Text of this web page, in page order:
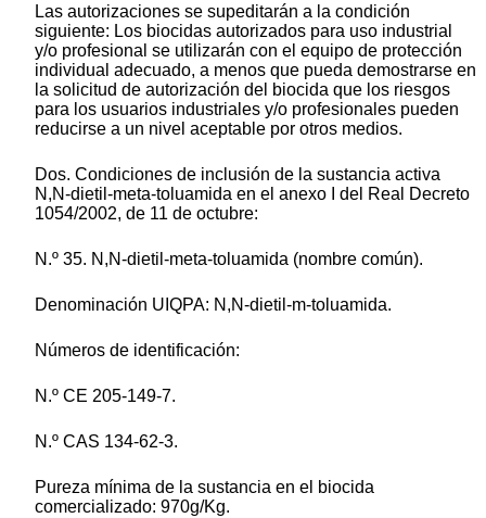
Las autorizaciones se supeditarán a la condición
siguiente: Los biocidas autorizados para uso industrial
y/o profesional se utilizarán con el equipo de protección
individual adecuado, a menos que pueda demostrarse en
la solicitud de autorización del biocida que los riesgos
para los usuarios industriales y/o profesionales pueden
reducirse a un nivel aceptable por otros medios.
Dos. Condiciones de inclusión de la sustancia activa
N,N-dietil-meta-toluamida en el anexo I del Real Decreto
1054/2002, de 11 de octubre:
N.º 35. N,N-dietil-meta-toluamida (nombre común).
Denominación UIQPA: N,N-dietil-m-toluamida.
Números de identificación:
N.º CE 205-149-7.
N.º CAS 134-62-3.
Pureza mínima de la sustancia en el biocida
comercializado: 970g/Kg.